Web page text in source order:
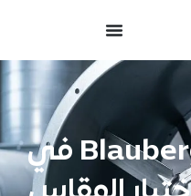
مراوح Blauberg Axis-P في